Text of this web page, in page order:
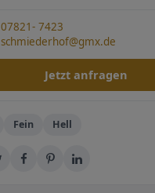
07821- 7423
schmiederhof@gmx.de
Jetzt anfragen
Fein Hell